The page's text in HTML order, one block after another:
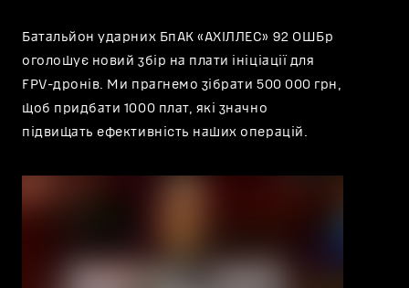
Батальйон ударних БпАК «АХІЛЛЕС» 92 ОШБр
оголошує новий збір на плати ініціації для
FPV-дронів. Ми прагнемо зібрати 500 000 грн,
щоб придбати 1000 плат, які значно
підвищать ефективність наших операцій.